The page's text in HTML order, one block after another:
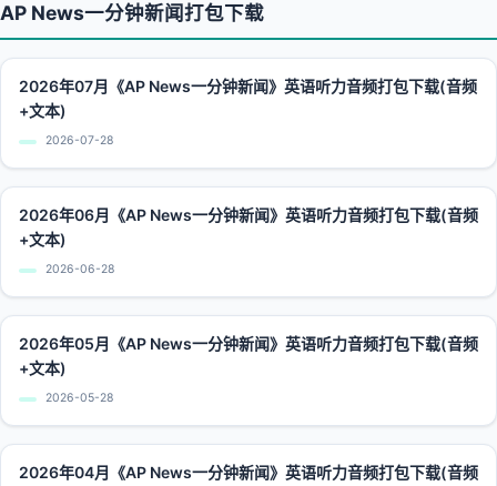
AP News一分钟新闻打包下载
2026年07月《AP News一分钟新闻》英语听力音频打包下载(音频
+文本)
2026-07-28
2026年06月《AP News一分钟新闻》英语听力音频打包下载(音频
+文本)
2026-06-28
2026年05月《AP News一分钟新闻》英语听力音频打包下载(音频
+文本)
2026-05-28
2026年04月《AP News一分钟新闻》英语听力音频打包下载(音频